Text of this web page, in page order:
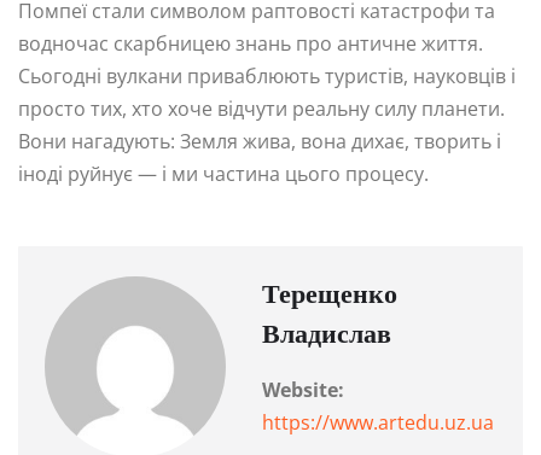
Помпеї стали символом раптовості катастрофи та
водночас скарбницею знань про античне життя.
Сьогодні вулкани приваблюють туристів, науковців і
просто тих, хто хоче відчути реальну силу планети.
Вони нагадують: Земля жива, вона дихає, творить і
іноді руйнує — і ми частина цього процесу.
Терещенко
Владислав
Website:
https://www.artedu.uz.ua